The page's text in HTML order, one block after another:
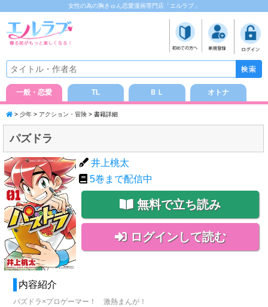
女性の為の胸きゅん恋愛漫画専門店「エルラブ」
一般・恋愛 TL ＢＬ オトナ
> 少年 > アクション・冒険 > 書籍詳細
パズドラ
井上桃太
5巻まで配信中
無料で立ち読み
ログインして読む
内容紹介
パズドラ×プロゲーマー！ 激熱まんが！